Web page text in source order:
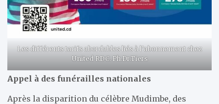
Les différents tarifs abordables liés à l’abonnement chez
United RDC. Ph.Dr.Tiers
Appel à des funérailles nationales
Après la disparition du célèbre Mudimbe, des